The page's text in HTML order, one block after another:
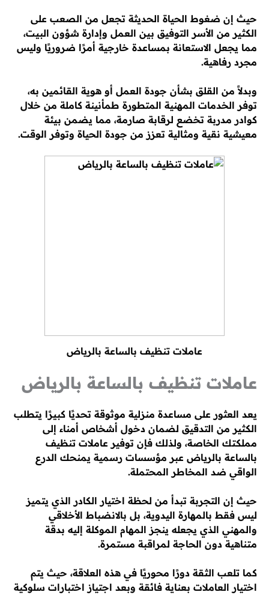
حيث إن ضغوط الحياة الحديثة تجعل من الصعب على
الكثير من الأسر التوفيق بين العمل وإدارة شؤون البيت،
مما يجعل الاستعانة بمساعدة خارجية أمرًا ضروريًا وليس
مجرد رفاهية.
وبدلاً من القلق بشأن جودة العمل أو هوية القائمين به،
توفر الخدمات المهنية المتطورة طمأنينة كاملة من خلال
كوادر مدربة تخضع لرقابة صارمة، مما يضمن بيئة
معيشية نقية ومثالية تعزز من جودة الحياة وتوفر الوقت.
عاملات تنظيف بالساعة بالرياض
عاملات تنظيف بالساعة بالرياض
يعد العثور على مساعدة منزلية موثوقة تحديًا كبيرًا يتطلب
الكثير من التدقيق لضمان دخول أشخاص أمناء إلى
مملكتك الخاصة، ولذلك فإن توفير عاملات تنظيف
بالساعة بالرياض عبر مؤسسات رسمية يمنحك الدرع
الواقي ضد المخاطر المحتملة.
حيث إن التجربة تبدأ من لحظة اختيار الكادر الذي يتميز
ليس فقط بالمهارة اليدوية، بل بالانضباط الأخلاقي
والمهني الذي يجعله ينجز المهام الموكلة إليه بدقة
متناهية دون الحاجة لمراقبة مستمرة.
كما تلعب الثقة دورًا محوريًا في هذه العلاقة، حيث يتم
اختيار العاملات بعناية فائقة وبعد اجتياز اختبارات سلوكية